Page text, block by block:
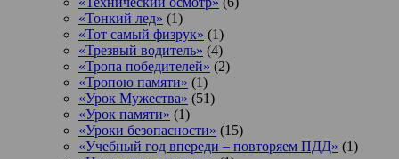
«Тонкий лед» (1)
«Тот самый физрук» (1)
«Трезвый водитель» (4)
«Тропа победителей» (2)
«Тропою памяти» (1)
«Урок Мужества» (51)
«Урок памяти» (1)
«Уроки безопасности» (15)
«Учебный год впереди – повторяем ПДД» (1)